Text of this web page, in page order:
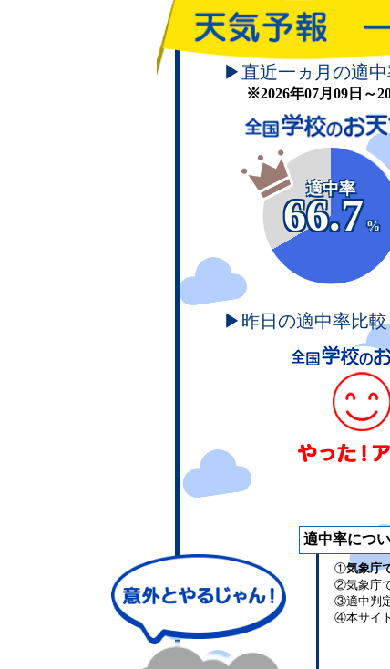
▶直近一ヵ月の適中
※2026年07月09日～
適中率
66.7
%
▶昨日の適中率比較
適中率につ
①気象庁
②気象庁
③適中判
④本サイト